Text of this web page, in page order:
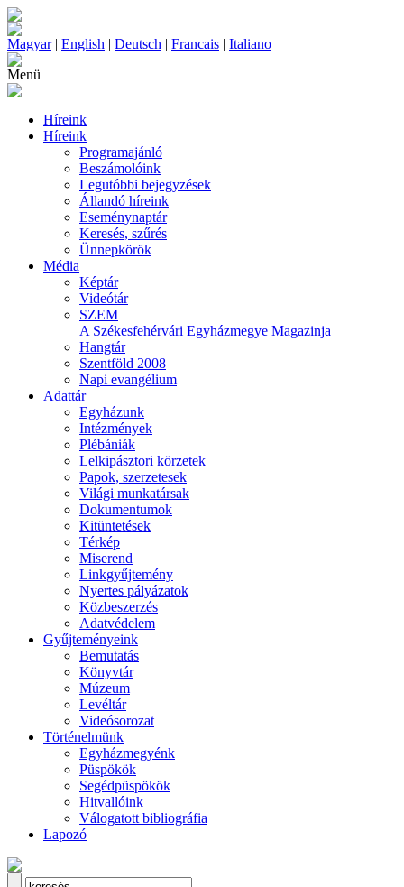
Magyar| English | Deutsch | Francais | Italiano
Menü
Híreink
Híreink
Programajánló
Beszámolóink
Legutóbbi bejegyzések
Állandó híreink
Eseménynaptár
Keresés, szűrés
Ünnepkörök
Média
Képtár
Videótár
SZEM
A Székesfehérvári Egyházmegye Magazinja
Hangtár
Szentföld 2008
Napi evangélium
Adattár
Egyházunk
Intézmények
Plébániák
Lelkipásztori körzetek
Papok, szerzetesek
Világi munkatársak
Dokumentumok
Kitüntetések
Térkép
Miserend
Linkgyűjtemény
Nyertes pályázatok
Közbeszerzés
Adatvédelem
Gyűjteményeink
Bemutatás
Könyvtár
Múzeum
Levéltár
Videósorozat
Történelmünk
Egyházmegyénk
Püspökök
Segédpüspökök
Hitvallóink
Válogatott bibliográfia
Lapozó